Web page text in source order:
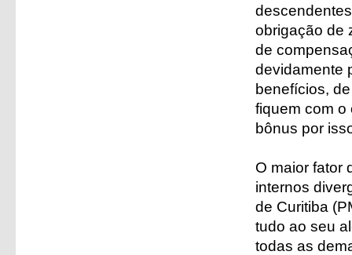
obrigação de
de
devidamente
benefícios,
fiquem com o
bônus por
O maior fator
internos
de Curitiba
tudo ao seu
todas as